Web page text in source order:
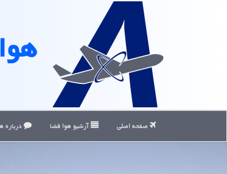
صفحه اصلی آرشیو هوا فضا درباره